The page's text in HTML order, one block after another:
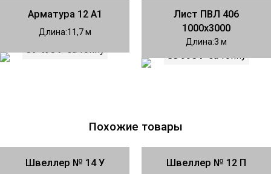
Арматура 12 А1
Длина 11,7
Лист ПВЛ 406
1000х3000
Длина 3
Похожие товары
Швеллер № 14 У Швеллер № 12 П